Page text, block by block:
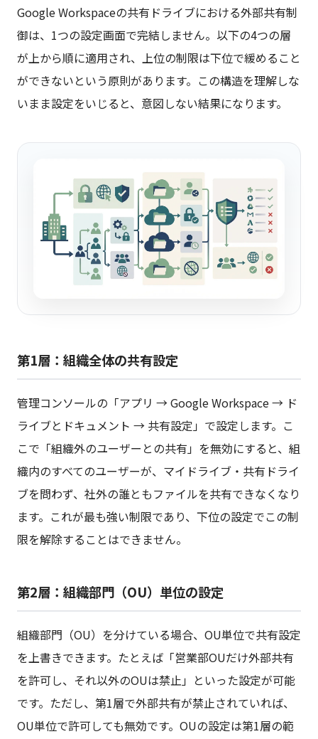
Google Workspaceの共有ドライブにおける外部共有制
御は、1つの設定画面で完結しません。以下の4つの層
が上から順に適用され、上位の制限は下位で緩めること
ができないという原則があります。この構造を理解しな
いまま設定をいじると、意図しない結果になります。
第1層：組織全体の共有設定
管理コンソールの「アプリ → Google Workspace → ド
ライブとドキュメント → 共有設定」で設定します。こ
こで「組織外のユーザーとの共有」を無効にすると、組
織内のすべてのユーザーが、マイドライブ・共有ドライ
ブを問わず、社外の誰ともファイルを共有できなくなり
ます。これが最も強い制限であり、下位の設定でこの制
限を解除することはできません。
第2層：組織部門（OU）単位の設定
組織部門（OU）を分けている場合、OU単位で共有設定
を上書きできます。たとえば「営業部OUだけ外部共有
を許可し、それ以外のOUは禁止」といった設定が可能
です。ただし、第1層で外部共有が禁止されていれば、
OU単位で許可しても無効です。OUの設定は第1層の範